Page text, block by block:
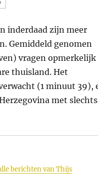
inderdaad zijn meer
Gemiddeld genomen
vragen opmerkelijk
thuisland. Het
(1 minuut 39),
met slechts
berichten van Thijs